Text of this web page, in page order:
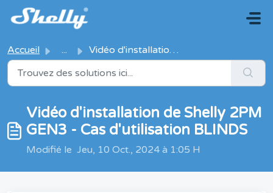
Passer au contenu principal
Accueil ... Vidéo d'installation de Shelly 2PM GEN3 - Cas d'u...
Vidéo d'installation de Shelly 2PM
GEN3 - Cas d'utilisation BLINDS
Modifié le Jeu, 10 Oct., 2024 à 1:05 H